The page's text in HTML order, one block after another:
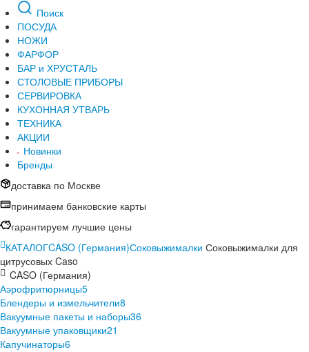
Поиск
ПОСУДА
НОЖИ
ФАРФОР
БАР и ХРУСТАЛЬ
СТОЛОВЫЕ ПРИБОРЫ
СЕРВИРОВКА
КУХОННАЯ УТВАРЬ
ТЕХНИКА
АКЦИИ
Новинки
Бренды
доставка по Москве
принимаем банковские карты
гарантируем лучшие цены
КАТАЛОГCASO (Германия)Соковыжималки Соковыжималки для
цитрусовых Caso
CASO (Германия)
Аэрофритюрницы5
Блендеры и измельчители8
Вакуумные пакеты и наборы36
Вакуумные упаковщики21
Капучинаторы6